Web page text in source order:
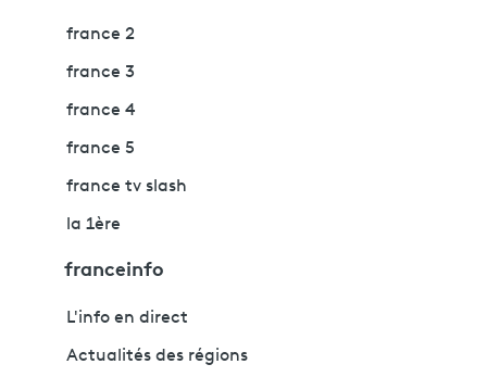
france 2
france 3
france 4
france 5
france tv slash
la 1ère
franceinfo
L'info en direct
Actualités des régions